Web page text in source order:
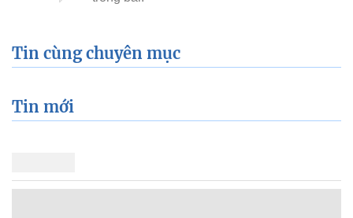
Tin cùng chuyên mục
Tin mới